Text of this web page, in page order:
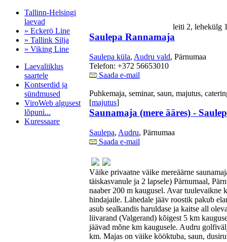
Tallinn-Helsingi
laevad
» Eckerö Line
» Tallink Silja
» Viking Line
Laevaliiklus
saartele
Kontserdid ja
sündmused
ViroWeb algusest
lõpuni...
Kuressaare
leiti 2,
Saulepa Rannamaja
Saulepa küla, Audru vald, Pärnumaa
Telefon: +372 56653010
Saada e-mail
Puhkemaja, seminar, saun, majutus,
[majutus]
Saunamaja (mere ääres) -
Saulepa, Audru, Pärnumaa
Saada e-mail
Väike privaatne väike mereäärne
täiskasvanule ja 2 lapsele) Pärnumaal,
naaber 200 m kaugusel. Avar tuulevaikne
hindajaile. Lähedale jääv roostik pakub
asub sealkandis haruldase ja kaitse all
liivarand (Valgerand) kõigest 5 km
jäävad mõne km kaugusele. Audru
km. Majas on väike kööktuba, saun,